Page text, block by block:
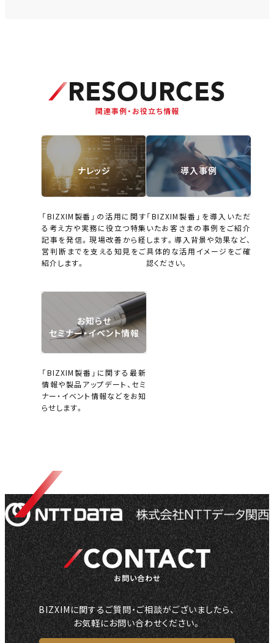
RESOURCES
関連事例・お役立ち情報
ナレッジ
「BIZXIM製番」の活用に関す
る考え方や実務に役立つ特集
記事を発信。現場改善から経
営判断までを支える知見をご
紹介します。
導入事例
「BIZXIM製番」を導入いただ
いたお客さまの事例をご紹介
します。導入背景や効果など、
具体的な活用イメージをご確
認ください。
お知らせ
セミナー・イベント情報
「BIZXIM製番」に関する最新
情報や製品アップデート、セミ
ナー・イベント情報などをお知
らせします。
CONTACT
お問い合わせ
BIZXIMに関するご質問・ご相談がございましたら、
お気軽にお問い合わせください。